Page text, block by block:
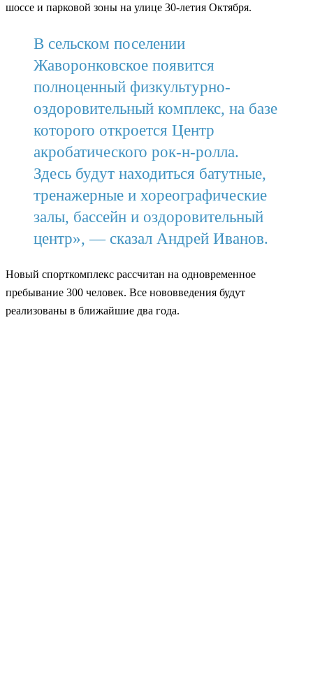
шоссе и парковой зоны на улице 30-летия Октября.
В сельском поселении
Жаворонковское появится
полноценный физкультурно-
оздоровительный комплекс, на базе
которого откроется Центр
акробатического рок-н-ролла.
Здесь будут находиться батутные,
тренажерные и хореографические
залы, бассейн и оздоровительный
центр», — сказал Андрей Иванов.
Новый спорткомплекс рассчитан на одновременное
пребывание 300 человек. Все нововведения будут
реализованы в ближайшие два года.